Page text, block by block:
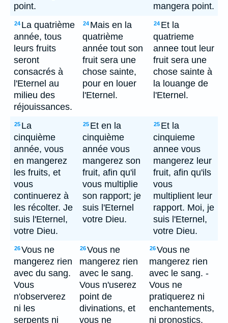
point.
mangera point.
24 La quatrième
année, tous
leurs fruits
seront
consacrés à
l'Eternel au
milieu des
réjouissances.
24 Mais en la
quatrième
année tout son
fruit sera une
chose sainte,
pour en louer
l'Eternel.
24 Et la
quatrieme
annee tout leur
fruit sera une
chose sainte à
la louange de
l'Eternel.
25 La
cinquième
année, vous
en mangerez
les fruits, et
vous
continuerez à
les récolter. Je
suis l'Eternel,
votre Dieu.
25 Et en la
cinquième
année vous
mangerez son
fruit, afin qu'il
vous multiplie
son rapport; je
suis l'Eternel
votre Dieu.
25 Et la
cinquieme
annee vous
mangerez leur
fruit, afin qu'ils
vous
multiplient leur
rapport. Moi, je
suis l'Eternel,
votre Dieu.
26Vous ne
mangerez rien
avec du sang.
Vous
n'observerez
ni les
serpents ni
26Vous ne
mangerez rien
avec le sang.
Vous n'userez
point de
divinations, et
vous ne
26Vous ne
mangerez rien
avec le sang. -
Vous ne
pratiquerez ni
enchantements,
ni pronostics.